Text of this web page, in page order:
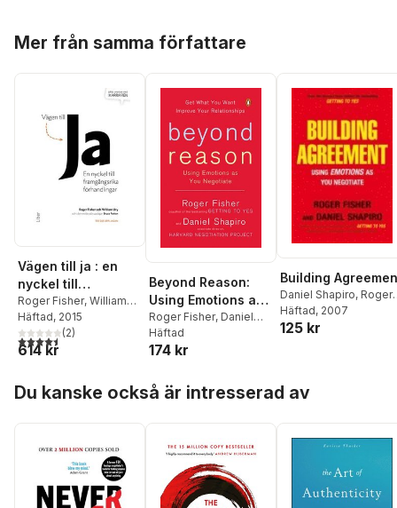
Mer från samma författare
Vägen till ja : en
nyckel till
framgångsrika
förhandlingar
Roger Fisher, William
Ury,Bruce Patton
Häftad, 2015
4,5utav 5 stjärnor. Totalt antal röster:
(2)
614 kr
Beyond Reason:
Using Emotions as
You Negotiate
Roger Fisher, Daniel
Shapiro
Häftad
174 kr
Building
Daniel Shapiro, Roger
Fisher
Häftad, 2007
125 kr
Du kanske också är intresserad av